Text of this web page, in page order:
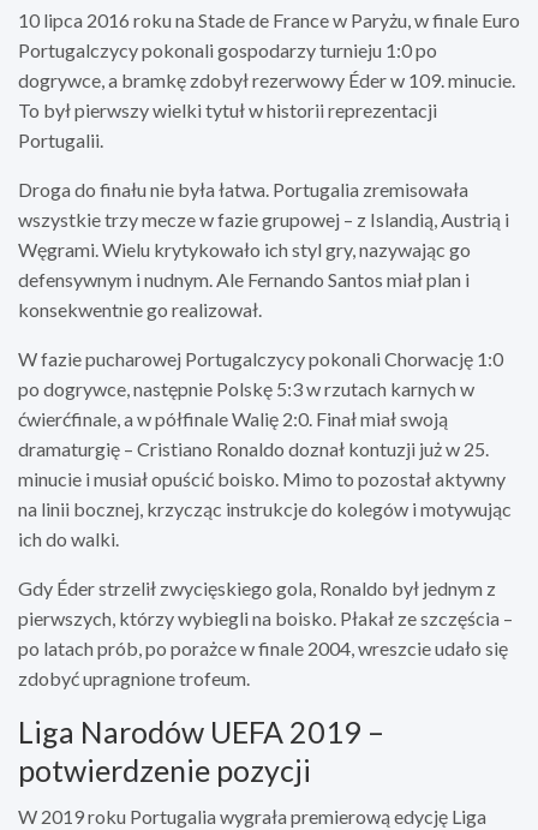
10 lipca 2016 roku na Stade de France w Paryżu, w finale Euro
Portugalczycy pokonali gospodarzy turnieju 1:0 po
dogrywce, a bramkę zdobył rezerwowy Éder w 109. minucie.
To był pierwszy wielki tytuł w historii reprezentacji
Portugalii.
Droga do finału nie była łatwa. Portugalia zremisowała
wszystkie trzy mecze w fazie grupowej – z Islandią, Austrią i
Węgrami. Wielu krytykowało ich styl gry, nazywając go
defensywnym i nudnym. Ale Fernando Santos miał plan i
konsekwentnie go realizował.
W fazie pucharowej Portugalczycy pokonali Chorwację 1:0
po dogrywce, następnie Polskę 5:3 w rzutach karnych w
ćwierćfinale, a w półfinale Walię 2:0. Finał miał swoją
dramaturgię – Cristiano Ronaldo doznał kontuzji już w 25.
minucie i musiał opuścić boisko. Mimo to pozostał aktywny
na linii bocznej, krzycząc instrukcje do kolegów i motywując
ich do walki.
Gdy Éder strzelił zwycięskiego gola, Ronaldo był jednym z
pierwszych, którzy wybiegli na boisko. Płakał ze szczęścia –
po latach prób, po porażce w finale 2004, wreszcie udało się
zdobyć upragnione trofeum.
Liga Narodów UEFA 2019 –
potwierdzenie pozycji
W 2019 roku Portugalia wygrała premierową edycję Liga